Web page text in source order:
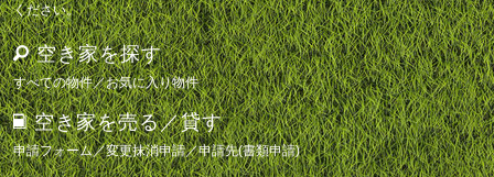
ください。
空き家を探す
すべての物件／お気に入り物件
空き家を売る／貸す
申請フォーム／変更抹消申請／申請先(書類申請)